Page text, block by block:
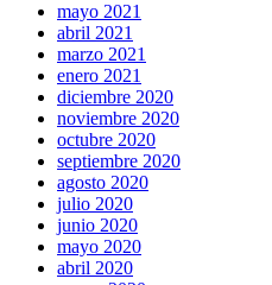
mayo 2021
abril 2021
marzo 2021
enero 2021
diciembre 2020
noviembre 2020
octubre 2020
septiembre 2020
agosto 2020
julio 2020
junio 2020
mayo 2020
abril 2020